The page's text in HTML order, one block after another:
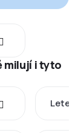
milují i tyto